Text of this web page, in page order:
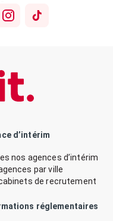
d’intérim
nos agences d’intérim
par ville
de recrutement
réglementaires